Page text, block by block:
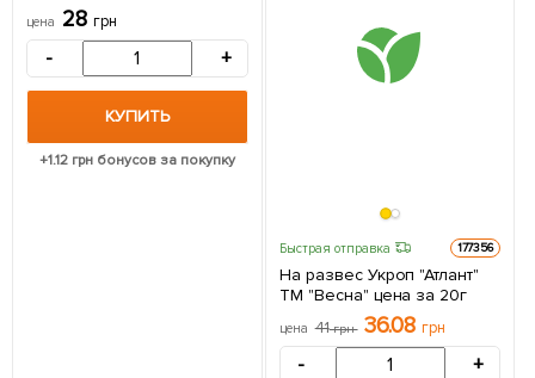
цена 28 грн
- +
КУПИТЬ
+1.12 грн бонусов за покупку
Быстрая отправка 177356
На развес Укроп "Атлант"
ТМ "Весна" цена за 20г
цена 41грн 36.08 грн
- +